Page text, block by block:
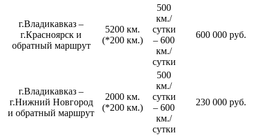
г.Владикавказ –
г.Красноярск и
обратный маршрут
5200 км.
(*200 км.)
500
км./
сутки
– 600
км./
сутки
600 000 руб.
г.Владикавказ –
г.Нижний Новгород
и обратный маршрут
2000 км.
(*200 км.)
500
км./
сутки
– 600
км./
сутки
230 000 руб.